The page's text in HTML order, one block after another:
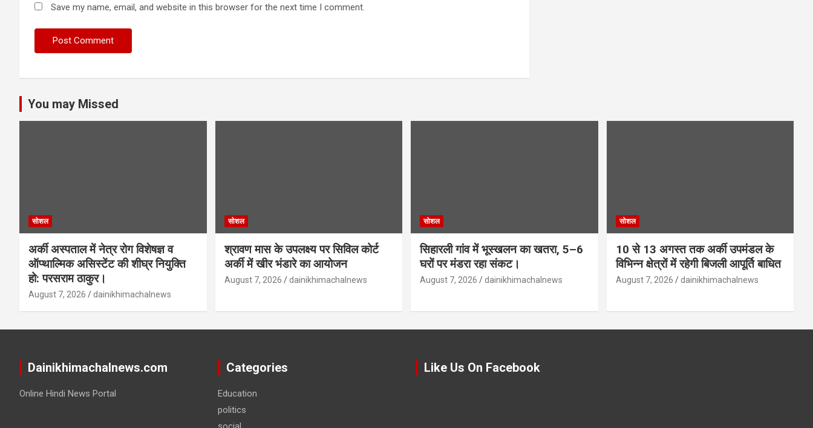
Save my name, email, and website in this browser for the next time I comment.
You may Missed
सोशल
अर्की अस्पताल में नेत्र रोग विशेषज्ञ व
ऑप्थाल्मिक असिस्टेंट की शीघ्र नियुक्ति
हो: परसराम ठाकुर।
August 7, 2026 dainikhimachalnews
सोशल
श्रावण मास के उपलक्ष्य पर सिविल कोर्ट
अर्की में खीर भंडारे का आयोजन
August 7, 2026 dainikhimachalnews
सोशल
सिहारली गांव में भूस्खलन का खतरा, 5–6
घरों पर मंडरा रहा संकट।
August 7, 2026 dainikhimachalnews
सोशल
10 से 13 अगस्त तक अर्की उपमंडल के
विभिन्न क्षेत्रों में रहेगी बिजली आपूर्ति बाधित
August 7, 2026 dainikhimachalnews
Dainikhimachalnews.com
Online Hindi News Portal
Categories
Education
politics
Like Us On Facebook